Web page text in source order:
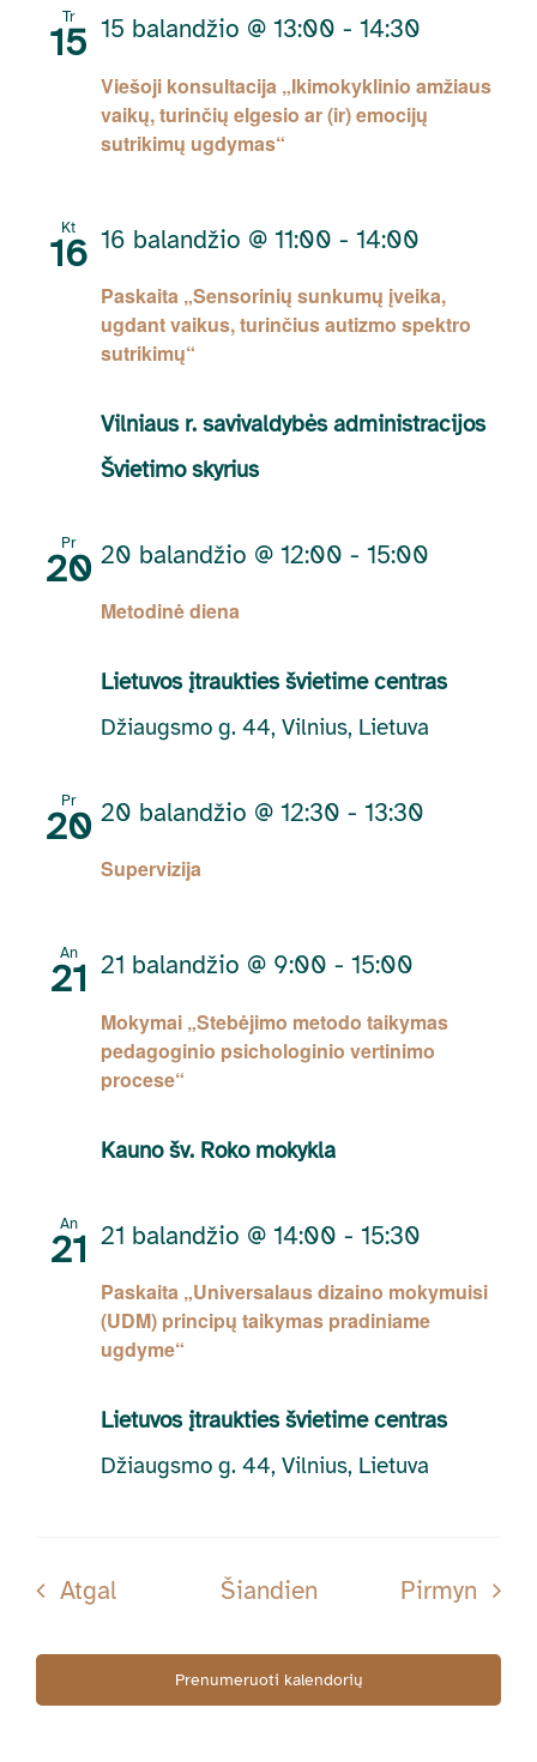
Tr
15
Viešoji konsultacija „Ikimokyklinio amžiaus
vaikų, turinčių elgesio ar (ir) emocijų
sutrikimų ugdymas“
15 balandžio @ 13:00 - 14:30
Kt
16
Paskaita „Sensorinių sunkumų įveika,
ugdant vaikus, turinčius autizmo spektro
sutrikimų“
16 balandžio @ 11:00 - 14:00
Vilniaus r. savivaldybės administracijos
Švietimo skyrius
Pr
20
Metodinė diena
20 balandžio @ 12:00 - 15:00
Lietuvos įtraukties švietime centras
Džiaugsmo g. 44, Vilnius, Lietuva
Pr
20
Supervizija
20 balandžio @ 12:30 - 13:30
An
21
Mokymai „Stebėjimo metodo taikymas
pedagoginio psichologinio vertinimo
procese“
21 balandžio @ 9:00 - 15:00
Kauno šv. Roko mokykla
An
21
Paskaita „Universalaus dizaino mokymuisi
(UDM) principų taikymas pradiniame
ugdyme“
21 balandžio @ 14:00 - 15:30
Lietuvos įtraukties švietime centras
Džiaugsmo g. 44, Vilnius, Lietuva
AtgalRenginiai Šiandien Pirmyn
Prenumeruoti kalendorių